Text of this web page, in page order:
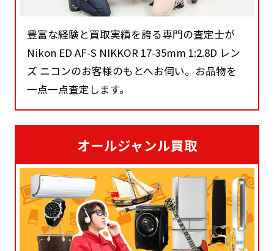
豊富な経験と買取実績を誇る専門の査定士が
Nikon ED AF-S NIKKOR 17-35mm 1:2.8D レン
ズ ニコンのお客様のもとへお伺い。お品物を
一点一点査定します。
オールジャンル買取